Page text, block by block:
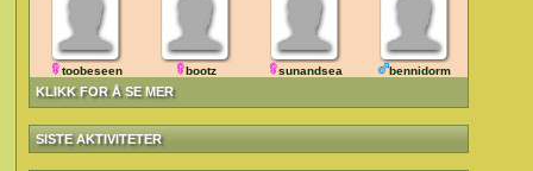
KLIKK FOR Å SE MER
toobeseen bootz sunandsea bennidorm
SISTE AKTIVITETER